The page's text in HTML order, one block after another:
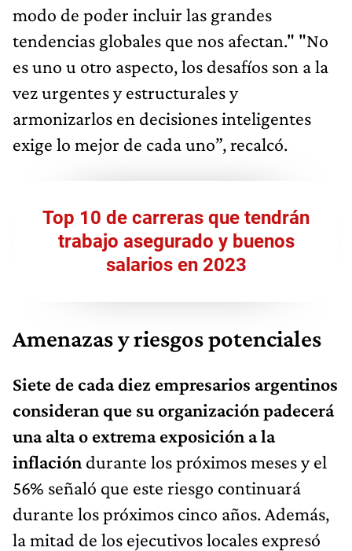
modo de poder incluir las grandes
tendencias globales que nos afectan." "No
es uno u otro aspecto, los desafíos son a la
vez urgentes y estructurales y
armonizarlos en decisiones inteligentes
exige lo mejor de cada uno”, recalcó.
Top 10 de carreras que tendrán
trabajo asegurado y buenos
salarios en 2023
Amenazas y riesgos potenciales
Siete de cada diez empresarios argentinos
consideran que su organización padecerá
una alta o extrema exposición a la
inflación durante los próximos meses y el
56% señaló que este riesgo continuará
durante los próximos cinco años. Además,
la mitad de los ejecutivos locales expresó